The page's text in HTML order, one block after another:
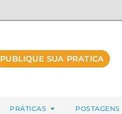
PUBLIQUE SUA PRATICA
PRÁTICAS POSTAGENS